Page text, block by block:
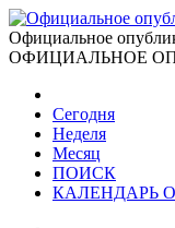
Официальное
ОФИЦИАЛЬНОЕ
Сегодня
Неделя
Месяц
ПОИСК
КАЛЕНДАРЬ